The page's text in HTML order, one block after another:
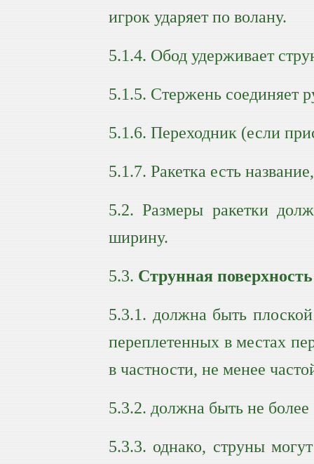
игрок ударяет по волану.
5.1.4. Обод удерживает
5.1.5. Стержень соединяет
5.1.6. Переходник (если
5.1.7. Ракетка есть
5.2. Размеры ракетки
ширину.
5.3. Струнная
5.3.1. должна быть
переплетенных в местах
в частности, не менее
5.3.2. должна быть не
5.3.3. однако, струны